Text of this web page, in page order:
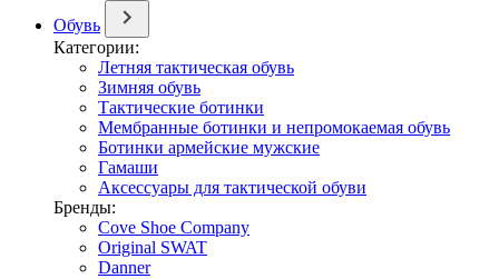
Обувь
Категории:
Летняя тактическая обувь
Зимняя обувь
Тактические ботинки
Мембранные ботинки и непромокаемая обувь
Ботинки армейские мужские
Гамаши
Аксессуары для тактической обуви
Бренды:
Cove Shoe Company
Original SWAT
Danner